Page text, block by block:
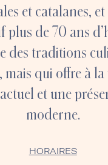
et catalanes,
plus de 70 ans
des traditions
mais qui offre à
et une
moderne.
HORAIRES